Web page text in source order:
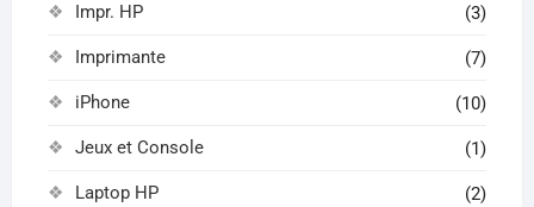
Impr. HP (3)
Imprimante (7)
iPhone (10)
Jeux et Console (1)
Laptop HP (2)